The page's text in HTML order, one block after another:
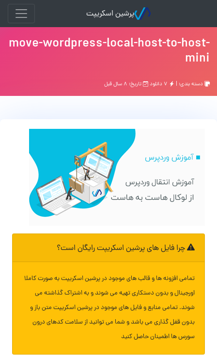
پرشین اسکریپت
move-wordpress-local-host-to-host-
mini
دسته بندی: | تاریخ: ۸ سال قبل
چرا فایل های پرشین اسکریپت رایگان است؟
تمامی افزونه ها و قالب های موجود در پرشین اسکریپت به صورت کاملا
اورجینال و بدون دستکاری تهیه می شوند و به اشتراک گذاشته می
شوند. تمامی منابع و فایل های موجود در پرشین اسکریپت متن باز و
بدون قفل گذاری می باشد و شما می توانید از سلامت کدهای درون
سورس ها اطمینان حاصل کنید